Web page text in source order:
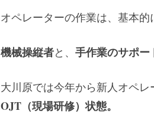
オペレーターの作業は、基本的
機械操縦者と、 手作業のサポ
大川原では今年から新人オペ
OJT（現場研修）状態。